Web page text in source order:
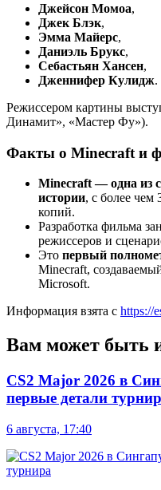
Джейсон Момоа,
Джек Блэк,
Эмма Майерс,
Даниэль Брукс,
Себастьян Хансен,
Дженнифер Кулидж.
Режиссером картины
Динамит», «Мастер Фу»).
Факты о Minecraft и
Minecraft — одна из
истории, с более
копий.
Разработка фильма
режиссеров и
Это первый
Minecraft,
Microsoft.
Информация взята с https://
Вам может быть
CS2 Major 2026 в
первые детали
6 августа, 17:40